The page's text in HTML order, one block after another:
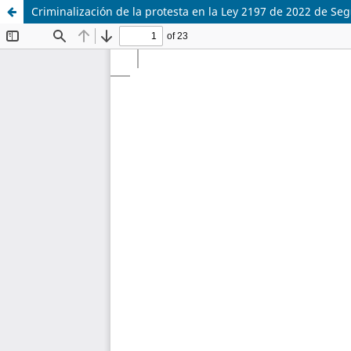
Criminalización de la protesta en la Ley 2197 de 2022 de